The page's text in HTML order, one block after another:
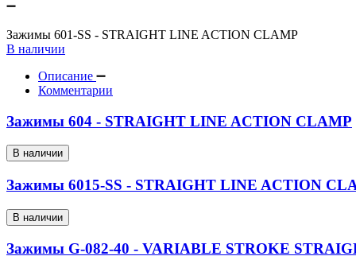
Зажимы 601-SS - STRAIGHT LINE ACTION CLAMP
В наличии
Описание
Комментарии
Зажимы 604 - STRAIGHT LINE ACTION CLAMP
В наличии
Зажимы 6015-SS - STRAIGHT LINE ACTION
В наличии
Зажимы G-082-40 - VARIABLE STROKE